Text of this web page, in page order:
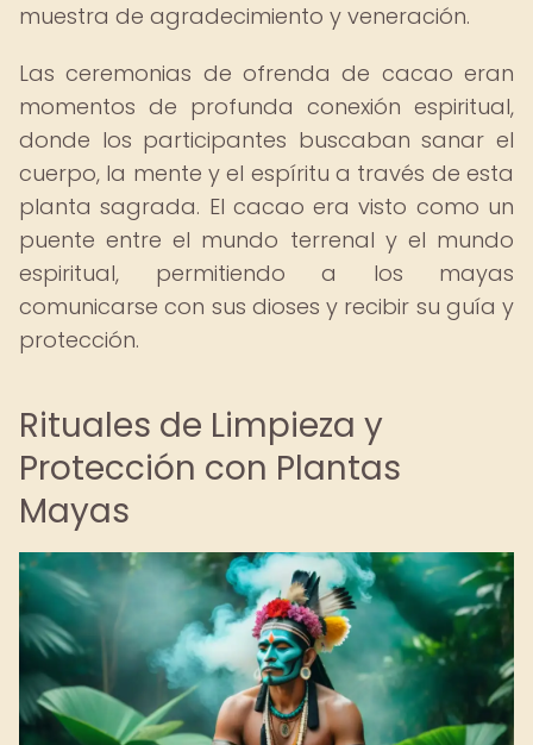
muestra de agradecimiento y veneración.
Las ceremonias de ofrenda de cacao eran
momentos de profunda conexión espiritual,
donde los participantes buscaban sanar el
cuerpo, la mente y el espíritu a través de esta
planta sagrada. El cacao era visto como un
puente entre el mundo terrenal y el mundo
espiritual, permitiendo a los mayas
comunicarse con sus dioses y recibir su guía y
protección.
Rituales de Limpieza y
Protección con Plantas
Mayas